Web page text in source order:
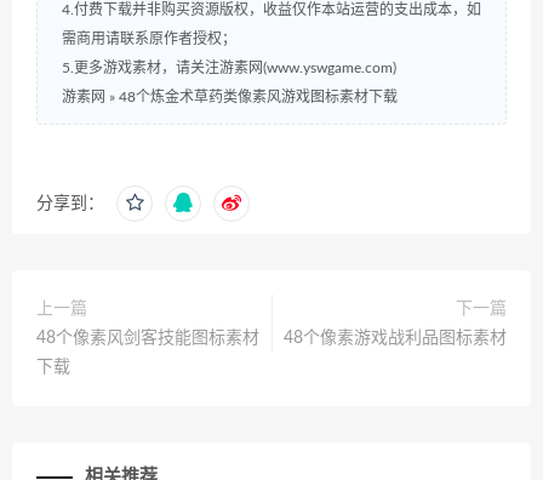
4.付费下载并非购买资源版权，收益仅作本站运营的支出成本，如
需商用请联系原作者授权；
5.更多游戏素材，请关注游素网(www.yswgame.com)
游素网 » 48个炼金术草药类像素风游戏图标素材下载
分享到：
上一篇
48个像素风剑客技能图标素材
下载
下一篇
48个像素游戏战利品图标素材